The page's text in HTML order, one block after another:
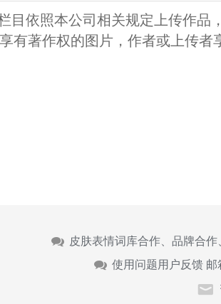
目依照本公司相关规定上传作品
有著作权的图片，作者或上传者
皮肤表情词库合作、品牌合
使用问题用户反馈 邮